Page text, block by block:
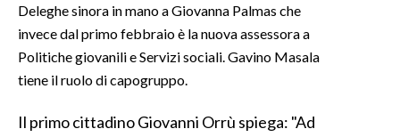
INSULARITÀ
INFO AZIENDE
ABBONATI
ANNUNCI
Deleghe sinora in mano a Giovanna Palmas che
invece dal primo febbraio è la nuova assessora a
Politiche giovanili e Servizi sociali. Gavino Masala
tiene il ruolo di capogruppo.
Il primo cittadino Giovanni Orrù spiega: "Ad